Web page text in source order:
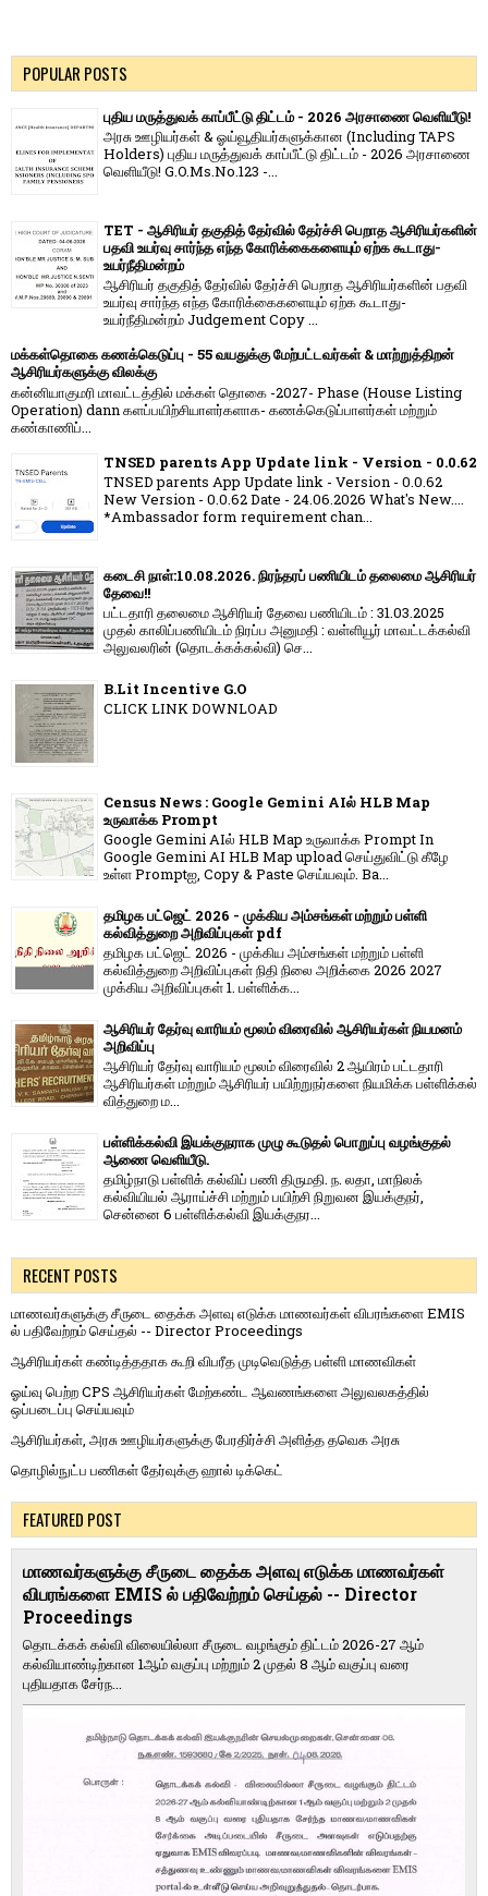
POPULAR POSTS
புதிய மருத்துவக் காப்பீட்டு திட்டம் - 2026 அரசாணை வெளியீடு!
அரசு ஊழியர்கள் & ஓய்வூதியர்களுக்கான (Including TAPS
Holders) புதிய மருத்துவக் காப்பீட்டு திட்டம் - 2026 அரசாணை
வெளியீடு! G.O.Ms.No.123 -...
TET - ஆசிரியர் தகுதித் தேர்வில் தேர்ச்சி பெறாத ஆசிரியர்களின்
பதவி உயர்வு சார்ந்த எந்த கோரிக்கைகளையும் ஏற்க கூடாது-
உயர்நீதிமன்றம்
ஆசிரியர் தகுதித் தேர்வில் தேர்ச்சி பெறாத ஆசிரியர்களின் பதவி
உயர்வு சார்ந்த எந்த கோரிக்கைகளையும் ஏற்க கூடாது-
உயர்நீதிமன்றம் Judgement Copy ...
மக்கள்தொகை கணக்கெடுப்பு - 55 வயதுக்கு மேற்பட்டவர்கள் & மாற்றுத்திறன்
ஆசிரியர்களுக்கு விலக்கு
கன்னியாகுமரி மாவட்டத்தில் மக்கள் தொகை -2027- Phase (House Listing
Operation) dann களப்பயிற்சியாளர்களாக- கணக்கெடுப்பாளர்கள் மற்றும்
கண்காணிப்...
TNSED parents App Update link - Version - 0.0.62
TNSED parents App Update link - Version - 0.0.62
New Version - 0.0.62 Date - 24.06.2026 What's New....
*Ambassador form requirement chan...
கடைசி நாள்:10.08.2026. நிரந்தரப் பணியிடம் தலைமை ஆசிரியர்
தேவை!!
பட்டதாரி தலைமை ஆசிரியர் தேவை பணியிடம் : 31.03.2025
முதல் காலிப்பணியிடம் நிரப்ப அனுமதி : வள்ளியூர் மாவட்டக்கல்வி
அலுவலரின் (தொடக்கக்கல்வி) செ...
B.Lit Incentive G.O
CLICK LINK DOWNLOAD
Census News : Google Gemini AIல் HLB Map
உருவாக்க Prompt
Google Gemini AIல் HLB Map உருவாக்க Prompt In
Google Gemini AI HLB Map upload செய்துவிட்டு கீழே
உள்ள Promptஐ, Copy & Paste செய்யவும். Ba...
தமிழக பட்ஜெட் 2026 - முக்கிய அம்சங்கள் மற்றும் பள்ளி
கல்வித்துறை அறிவிப்புகள் pdf
தமிழக பட்ஜெட் 2026 - முக்கிய அம்சங்கள் மற்றும் பள்ளி
கல்வித்துறை அறிவிப்புகள் நிதி நிலை அறிக்கை 2026 2027
முக்கிய அறிவிப்புகள் 1. பள்ளிக்க...
ஆசிரியர் தேர்வு வாரியம் மூலம் விரைவில் ஆசிரியர்கள் நியமனம்
அறிவிப்பு
ஆசிரியர் தேர்வு வாரி​யம் மூலம் விரை​வில் 2 ஆயிரம் பட்​ட​தாரி
ஆசிரியர்​கள் மற்​றும் ஆசிரியர் பயிற்றுநர்​களை நியமிக்க பள்​ளிக்​கல்​
வித்​துறை ம...
பள்ளிக்கல்வி இயக்குநராக முழு கூடுதல் பொறுப்பு வழங்குதல்
ஆணை வெளியீடு.
தமிழ்நாடு பள்ளிக் கல்விப் பணி திருமதி. ந. லதா, மாநிலக்
கல்வியியல் ஆராய்ச்சி மற்றும் பயிற்சி நிறுவன இயக்குநர்,
சென்னை 6 பள்ளிக்கல்வி இயக்குநர...
RECENT POSTS
மாணவர்களுக்கு சீருடை தைக்க அளவு எடுக்க மாணவர்கள் விபரங்களை EMIS
ல் பதிவேற்றம் செய்தல் -- Director Proceedings
ஆசிரியர்கள் கண்டித்ததாக கூறி விபரீத முடிவெடுத்த பள்ளி மாணவிகள்
ஓய்வு பெற்ற CPS ஆசிரியர்கள் மேற்கண்ட ஆவணங்களை அலுவலகத்தில்
ஒப்படைப்பு செய்யவும்
ஆசிரியர்கள், அரசு ஊழியர்களுக்கு பேரதிர்ச்சி அளித்த தவெக அரசு
தொழில்நுட்ப பணிகள் தேர்வுக்கு ஹால் ​டிக்கெட்
FEATURED POST
மாணவர்களுக்கு சீருடை தைக்க அளவு எடுக்க மாணவர்கள்
விபரங்களை EMIS ல் பதிவேற்றம் செய்தல் -- Director
Proceedings
தொடக்கக் கல்வி விலையில்லா சீருடை வழங்கும் திட்டம் 2026-27 ஆம்
கல்வியாண்டிற்கான 1ஆம் வகுப்பு மற்றும் 2 முதல் 8 ஆம் வகுப்பு வரை
புதியதாக சேர்ந...